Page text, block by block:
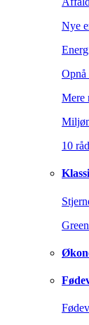
Nye
Opnå
Mere
10